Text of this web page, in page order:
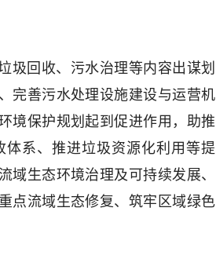
圾回收、污水治理等内容出谋划
完善污水处理设施建设与运营机
境保护规划起到促进作用，助推
系、推进垃圾资源化利用等提
域生态环境治理及可持续发展、
点流域生态修复、筑牢区域绿色